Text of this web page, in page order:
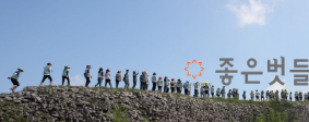
츠
로